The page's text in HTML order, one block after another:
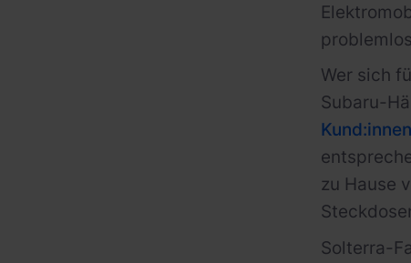
Wer sich
Subaru-
zu Hause
Solterra-